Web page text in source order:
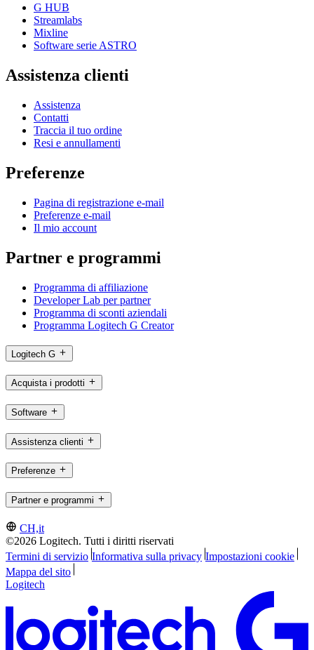
G HUB
Streamlabs
Mixline
Software serie ASTRO
Assistenza clienti
Assistenza
Contatti
Traccia il tuo ordine
Resi e annullamenti
Preferenze
Pagina di registrazione e-mail
Preferenze e-mail
Il mio account
Partner e programmi
Programma di affiliazione
Developer Lab per partner
Programma di sconti aziendali
Programma Logitech G Creator
Logitech G
Acquista i prodotti
Software
Assistenza clienti
Preferenze
Partner e programmi
CH,it
©2026 Logitech. Tutti i diritti riservati
Termini di servizio Informativa sulla privacy Impostazioni cookie
Mappa del sito
Logitech